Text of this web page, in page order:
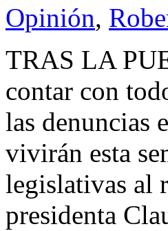
Opinión,
TRAS LA
contar con
las denuncias
vivirán esta
legislativas al
presidenta